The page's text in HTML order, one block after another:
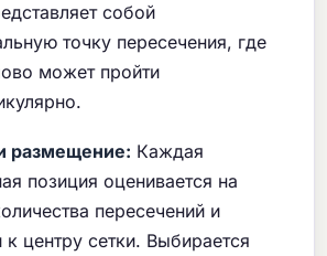
собой
точку пересечения, где
может пройти
размещение: Каждая
позиция оценивается на
пересечений и
к центру сетки. Выбирается